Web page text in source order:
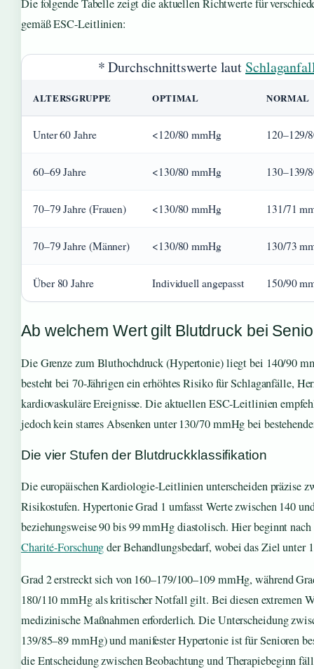
Die folgende Tabelle zeigt die aktuellen Richtwerte für
gemäß ESC-Leitlinien:
ALTERSGRUPPE OPTIMAL NORMAL
Unter 60 Jahre <120/80 mmHg 120–129/
60–69 Jahre <130/80 mmHg 130–139/
70–79 Jahre (Frauen) <130/80 mmHg 131/71
70–79 Jahre (Männer) <130/80 mmHg 130/73
Über 80 Jahre Individuell angepasst 150/90
* Durchschnittswerte laut
Ab welchem Wert gilt Blutdruck bei
Die Grenze zum Bluthochdruck (Hypertonie) liegt bei 140/90
besteht bei 70-Jährigen ein erhöhtes Risiko für Schlaganfälle,
kardiovaskuläre Ereignisse. Die aktuellen ESC-Leitlinien
jedoch kein starres Absenken unter 130/70 mmHg bei
Die vier Stufen der Blutdruckklassifikation
Die europäischen Kardiologie-Leitlinien unterscheiden präzise
Risikostufen. Hypertonie Grad 1 umfasst Werte zwischen 140
beziehungsweise 90 bis 99 mmHg diastolisch. Hier beginnt
Charité-Forschungder Behandlungsbedarf, wobei das Ziel unter
Grad 2 erstreckt sich von 160–179/100–109 mmHg, während
180/110 mmHg als kritischer Notfall gilt. Bei diesen extremen
medizinische Maßnahmen erforderlich. Die Unterscheidung
139/85–89 mmHg) und manifester Hypertonie ist für Senioren
die Entscheidung zwischen Beobachtung und Therapiebeginn